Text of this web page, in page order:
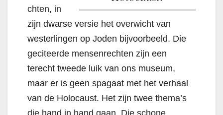
chten, in
zijn dwarse versie het overwicht van
westerlingen op Joden bijvoorbeeld. Die
geciteerde mensenrechten zijn een
terecht tweede luik van ons museum,
maar er is geen spagaat met het verhaal
van de Holocaust. Het zijn twee thema’s
die hand in hand gaan. Die schone